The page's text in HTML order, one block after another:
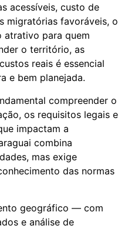
acessíveis, custo de
migratórias favoráveis, o
atrativo para quem
o território, as
reais é essencial
e bem planejada.
compreender o
os requisitos legais e
impactam a
combina
mas exige
das normas
geográfico — com
e análise de